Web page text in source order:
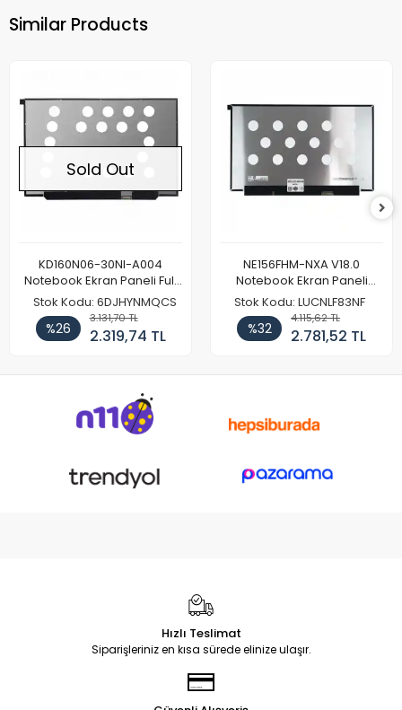
Similar Products
Sold Out
KD160N06-30NI-A004
Notebook Ekran Paneli Full
HD
Stok Kodu: 6DJHYNMQCS
%26
3.131,70 TL
2.319,74 TL
NE156FHM-NXA V18.0
Notebook Ekran Paneli
144Hz
Stok Kodu: LUCNLF83NF
%32
4.115,62 TL
2.781,52 TL
Hızlı Teslimat
Siparişleriniz en kısa sürede elinize ulaşır.